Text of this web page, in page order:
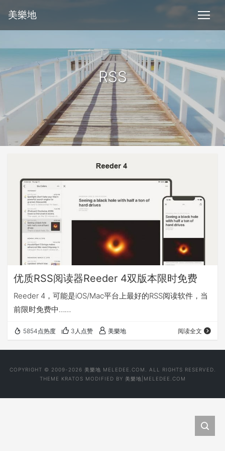
美樂地
RSS
优质RSS阅读器Reeder 4双版本限时免费
Reeder 4，可能是iOS/Mac平台上最好的RSS阅读软件，当
前限时免费中……
5854点热度 3人点赞 美樂地 阅读全文
COPYRIGHT © 2009-2026 美樂地 MELEDEE.COM. ALL RIGHTS RESERVED.
THEME KRATOS MODIFIED BY 美樂地|MELEDEE.COM